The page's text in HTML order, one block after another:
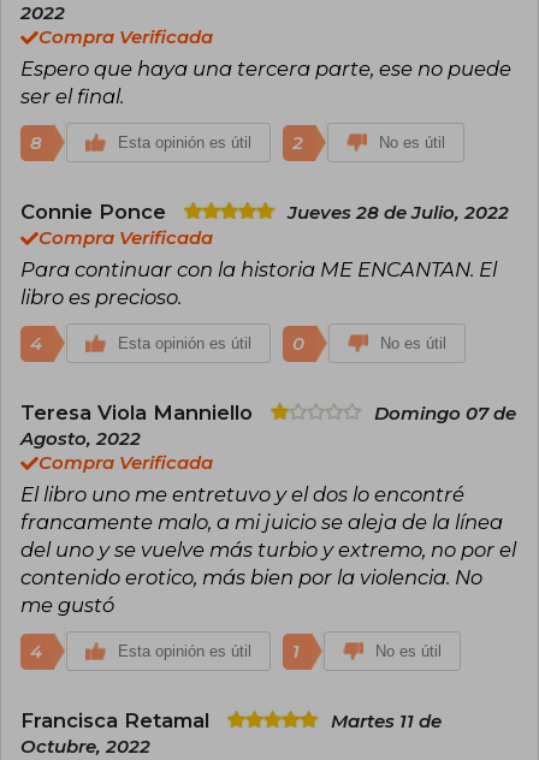
intenso y personajes complejos han capturado
la atención de lectores en todo el mundo.
2022
Compra Verificada
Espero que haya una tercera parte, ese no puede
ser el final.
8 Esta opinión es útil 2 No es útil
Connie Ponce
Jueves 28 de Julio, 2022
Compra Verificada
Para continuar con la historia ME ENCANTAN. El
libro es precioso.
4 Esta opinión es útil 0 No es útil
Teresa Viola Manniello
Domingo 07 de
Agosto, 2022
Compra Verificada
El libro uno me entretuvo y el dos lo encontré
francamente malo, a mi juicio se aleja de la línea
del uno y se vuelve más turbio y extremo, no por el
contenido erotico, más bien por la violencia. No
me gustó
4 Esta opinión es útil 1 No es útil
Francisca Retamal
Martes 11 de
Octubre, 2022